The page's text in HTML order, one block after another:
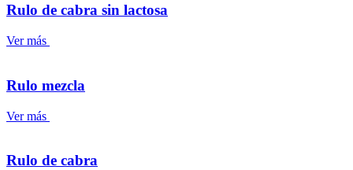
Rulo de cabra sin lactosa
Ver más
Rulo mezcla
Ver más
Rulo de cabra